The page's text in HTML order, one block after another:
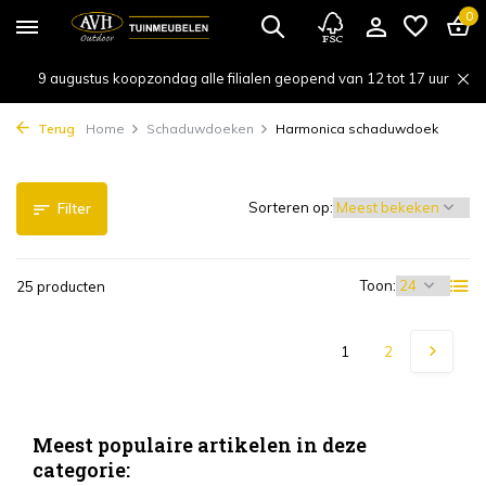
0
9 augustus koopzondag alle filialen geopend van 12 tot 17 uur
Terug Home Schaduwdoeken Harmonica schaduwdoek
Filter
25 producten Toon:
Sorteren op:
1 2
Meest populaire artikelen in deze
categorie: